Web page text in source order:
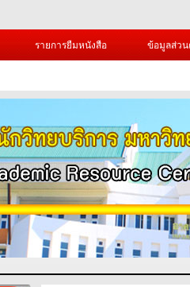
รายการยืมหนังสือ ข้อมูลส่ว